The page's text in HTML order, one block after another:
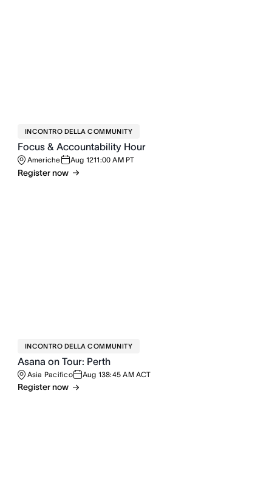
INCONTRO DELLA COMMUNITY
Focus & Accountability Hour
Americhe Aug 1211:00 AM PT
Register now
INCONTRO DELLA COMMUNITY
Asana on Tour: Perth
Asia Pacifico Aug 138:45 AM ACT
Register now